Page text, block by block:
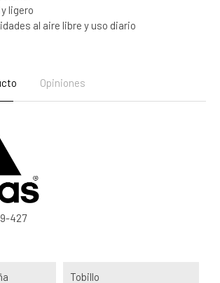
ligero
al aire libre y uso diario
Opiniones
427
Tobillo